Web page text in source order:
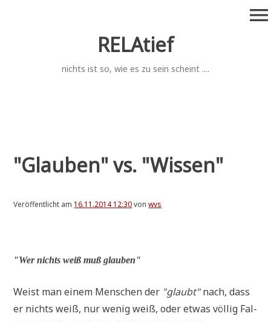
RELAtief
nichts ist so, wie es zu sein scheint ....
menu
"Glauben" vs. "Wissen"
Veröffentlicht am 16.11.2014 12:30vonwvs
"Wer nichts weiß muß glauben"
Weist man einem Men­schen der "glaubt"nach, dass
er nichts weiß, nur wenig weiß, oder etwas völ­lig Fal­